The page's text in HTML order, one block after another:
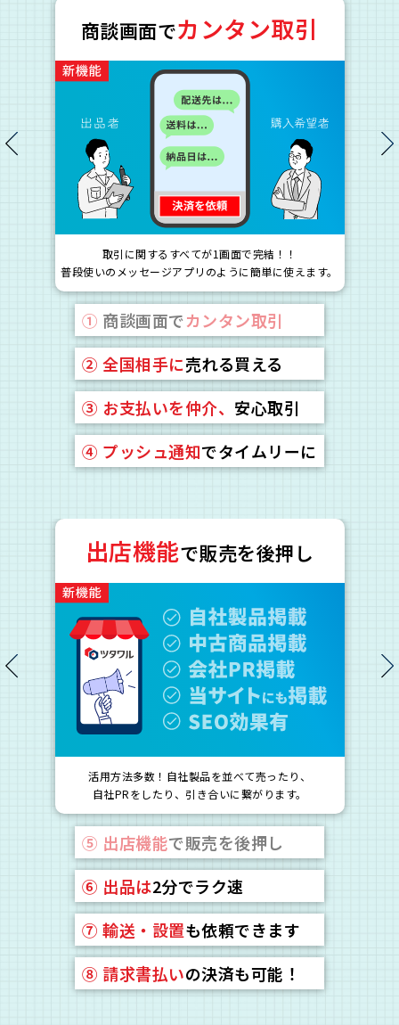
商談画面でカンタン取引
取引に関するすべてが1画面で完結！！
普段使いのメッセージアプリのように簡単に使えます。
① 商談画面でカンタン取引
② 全国相手に売れる買える
③ お支払いを仲介、 安心取引
④ プッシュ通知でタイムリーに
出店機能で販売を後押し
活用方法多数！自社製品を並べて売ったり、
自社PRをしたり、引き合いに繋がります。
⑤ 出店機能で販売を後押し
⑥ 出品は2分でラク速
⑦ 輸送・設置も依頼できます
⑧ 請求書払いの決済も可能！